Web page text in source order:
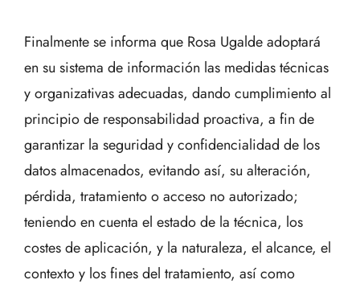
Finalmente se informa que Rosa Ugalde adoptará
en su sistema de información las medidas técnicas
y organizativas adecuadas, dando cumplimiento al
principio de responsabilidad proactiva, a fin de
garantizar la seguridad y confidencialidad de los
datos almacenados, evitando así, su alteración,
pérdida, tratamiento o acceso no autorizado;
teniendo en cuenta el estado de la técnica, los
costes de aplicación, y la naturaleza, el alcance, el
contexto y los fines del tratamiento, así como